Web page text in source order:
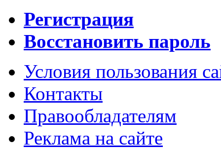
Регистрация
Восстановить пароль
Условия пользования
Контакты
Правообладателям
Реклама на сайте